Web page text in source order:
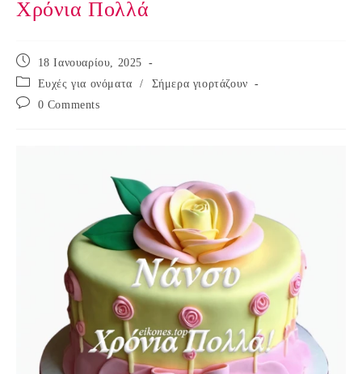
Χρόνια Πολλά
Post
published:
18 Ιανουαρίου, 2025
Post
category:
Ευχές για ονόματα /
Σήμερα γιορτάζουν
Post
0 Comments